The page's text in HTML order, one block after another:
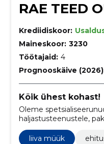
RAE TEED
Krediidiskoor:
Maineskoor: 3230
Töötajaid: 4
Prognooskäive
Kõik ühest kohast!
Oleme
haljastusteenustele,
professionaalset abi
ning kogu
liiva müük